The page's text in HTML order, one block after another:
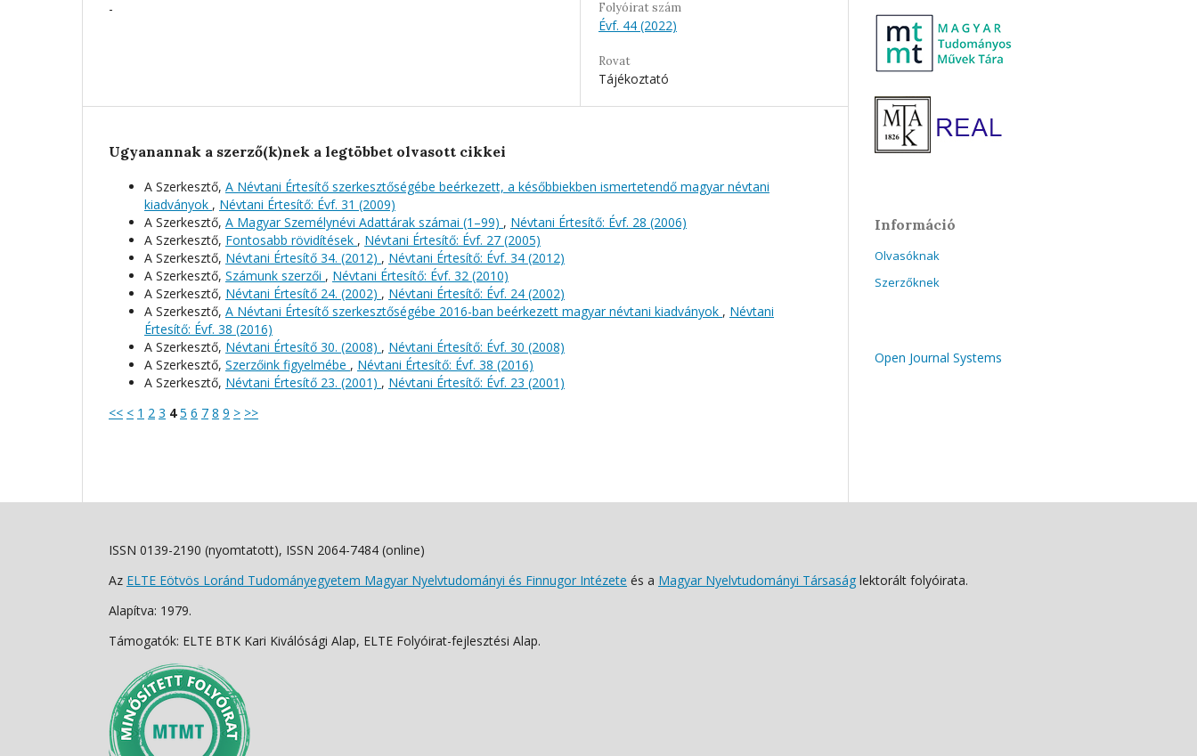
- Folyóirat szám
Évf. 44 (2022)
Rovat
Tájékoztató
Ugyanannak a szerző(k)nek a legtöbbet olvasott cikkei
A Szerkesztő, A Névtani Értesítő szerkesztőségébe beérkezett, a későbbiekben ismertetendő magyar névtani
kiadványok , Névtani Értesítő: Évf. 31 (2009)
A Szerkesztő, A Magyar Személynévi Adattárak számai (1–99) , Névtani Értesítő: Évf. 28 (2006)
A Szerkesztő, Fontosabb rövidítések , Névtani Értesítő: Évf. 27 (2005)
A Szerkesztő, Névtani Értesítő 34. (2012) , Névtani Értesítő: Évf. 34 (2012)
A Szerkesztő, Számunk szerzői , Névtani Értesítő: Évf. 32 (2010)
A Szerkesztő, Névtani Értesítő 24. (2002) , Névtani Értesítő: Évf. 24 (2002)
A Szerkesztő, A Névtani Értesítő szerkesztőségébe 2016-ban beérkezett magyar névtani kiadványok , Névtani
Értesítő: Évf. 38 (2016)
A Szerkesztő, Névtani Értesítő 30. (2008) , Névtani Értesítő: Évf. 30 (2008)
A Szerkesztő, Szerzőink figyelmébe , Névtani Értesítő: Évf. 38 (2016)
A Szerkesztő, Névtani Értesítő 23. (2001) , Névtani Értesítő: Évf. 23 (2001)
<< < 1 2 3 4 5 6 7 8 9 > >>
Információ
Olvasóknak
Szerzőknek
Open Journal Systems
ISSN 0139-2190 (nyomtatott), ISSN 2064-7484 (online)
Az ELTE Eötvös Loránd Tudományegyetem Magyar Nyelvtudományi és Finnugor Intézete és a Magyar Nyelvtudományi Társaság lektorált folyóirata.
Alapítva: 1979.
Támogatók: ELTE BTK Kari Kiválósági Alap, ELTE Folyóirat-fejlesztési Alap.